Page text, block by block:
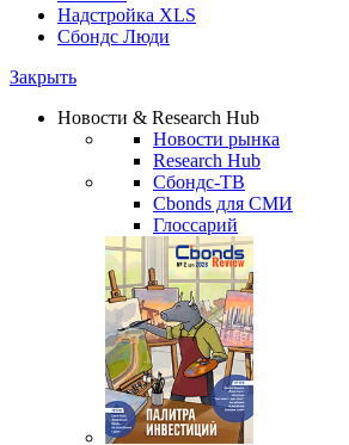
Надстройка XLS
Сбондс Люди
Закрыть
Новости & Research Hub
Новости рынка
Research Hub
Сбондс-ТВ
Cbonds для СМИ
Глоссарий